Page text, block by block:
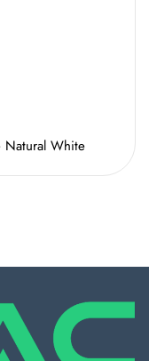
Natural White